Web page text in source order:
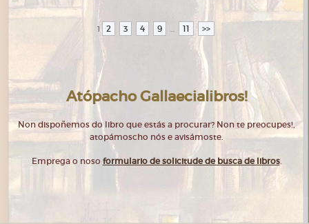
1 2 3 4 9 ... 11 >>
Atópacho Gallaecialibros!
Non dispoñemos do libro que estás a procurar? Non te preocupes!,
atopámoscho nós e avisámoste.
Emprega o noso formulario de solicitude de busca de libros.